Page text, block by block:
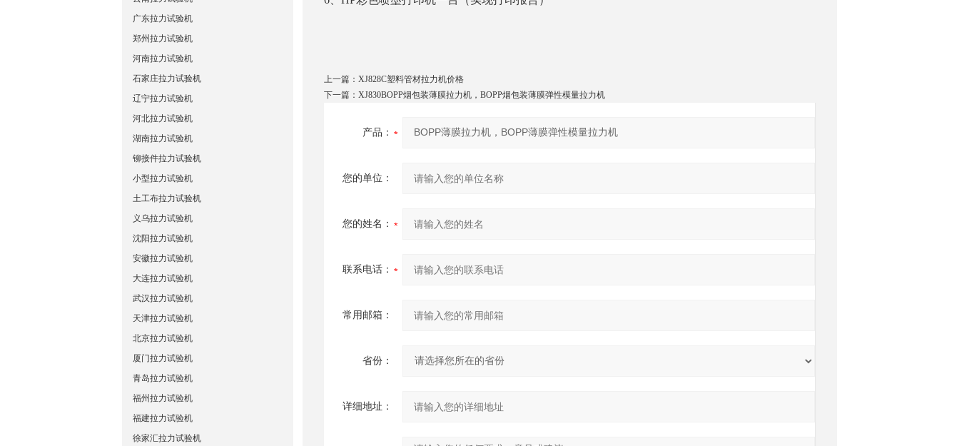
上一篇： XJ828C塑料管材拉力机价格
下一篇： XJ830BOPP烟包装薄膜拉力机，BOPP烟包装薄膜弹性模量拉力机
产品：
您的单位：
您的姓名：
联系电话：
常用邮箱：
省份：
详细地址：
广东拉力试验机
郑州拉力试验机
河南拉力试验机
石家庄拉力试验机
辽宁拉力试验机
河北拉力试验机
湖南拉力试验机
铆接件拉力试验机
小型拉力试验机
土工布拉力试验机
义乌拉力试验机
沈阳拉力试验机
安徽拉力试验机
大连拉力试验机
武汉拉力试验机
天津拉力试验机
北京拉力试验机
厦门拉力试验机
青岛拉力试验机
福州拉力试验机
福建拉力试验机
徐家汇拉力试验机